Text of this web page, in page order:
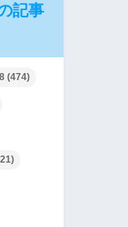
記事
(474)